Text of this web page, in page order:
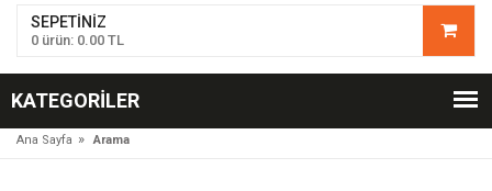
SEPETINIZ
0 ürün: 0.00 TL
KATEGORILER
Ana Sayfa » Arama